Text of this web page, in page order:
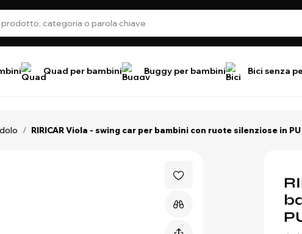
Quad per bambini Buggy per bambini Bici senza
/ RIRICAR Viola - swing car per bambini con ruote silenziose in PU